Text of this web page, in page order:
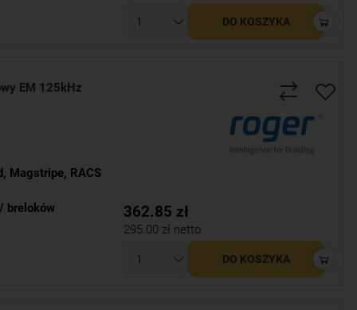
DO KOSZYKA
EM 125kHz
, Magstripe, RACS
breloków
362.85 zł
295.00 zł netto
DO KOSZYKA